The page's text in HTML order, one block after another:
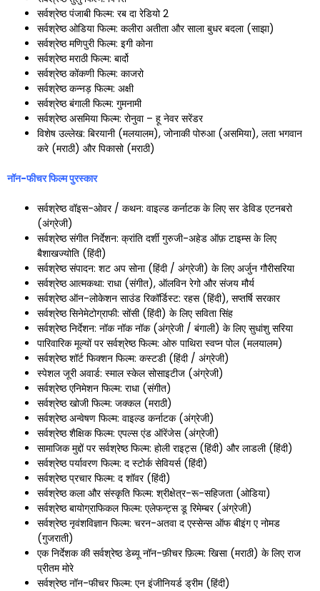
सर्वश्रेष्ठ पंजाबी फिल्म: रब दा रेडियो 2
सर्वश्रेष्ठ ओडिया फिल्म: कलीरा अतीता और साला बुधर बदला (साझा)
सर्वश्रेष्ठ मणिपुरी फिल्म: इगी कोना
सर्वश्रेष्ठ मराठी फिल्म: बार्दो
सर्वश्रेष्ठ कोंकणी फिल्म: काजरो
सर्वश्रेष्ठ कन्नड़ फिल्म: अक्षी
सर्वश्रेष्ठ बंगाली फिल्म: गुमनामी
सर्वश्रेष्ठ असमिया फिल्म: रोनुवा – हू नेवर सरेंडर
विशेष उल्लेख: बिरयानी (मलयालम), जोनाकी पोरुआ (असमिया), लता भगवान
करे (मराठी) और पिकासो (मराठी)
नॉन-फीचर फिल्म पुरस्कार
सर्वश्रेष्ठ वॉइस-ओवर / कथन: वाइल्ड कर्नाटक के लिए सर डेविड एटनबरो
(अंग्रेजी)
सर्वश्रेष्ठ संगीत निर्देशन: क्रांति दर्शी गुरुजी-अहेड ऑफ़ टाइम्स के लिए
बैशाखज्योति (हिंदी)
सर्वश्रेष्ठ संपादन: शट अप सोना (हिंदी / अंग्रेजी) के लिए अर्जुन गौरीसरिया
सर्वश्रेष्ठ आत्मकथा: राधा (संगीत), ऑलविन रेगो और संजय मौर्य
सर्वश्रेष्ठ ऑन-लोकेशन साउंड रिकॉर्डिस्ट: रहस (हिंदी), सप्तर्षि सरकार
सर्वश्रेष्ठ सिनेमेटोग्राफी: सोंसी (हिंदी) के लिए सविता सिंह
सर्वश्रेष्ठ निर्देशन: नॉक नॉक नॉक (अंग्रेजी / बंगाली) के लिए सुधांशु सरिया
पारिवारिक मूल्यों पर सर्वश्रेष्ठ फिल्म: ओरु पाथिरा स्वप्न पोल (मलयालम)
सर्वश्रेष्ठ शॉर्ट फिक्शन फिल्म: कस्टडी (हिंदी / अंग्रेजी)
स्पेशल जूरी अवार्ड: स्माल स्केल सोसाइटीज (अंग्रेजी)
सर्वश्रेष्ठ एनिमेशन फिल्म: राधा (संगीत)
सर्वश्रेष्ठ खोजी फिल्म: जक्कल (मराठी)
सर्वश्रेष्ठ अन्वेषण फिल्म: वाइल्ड कर्नाटक (अंग्रेजी)
सर्वश्रेष्ठ शैक्षिक फिल्म: एपल्स एंड ऑरेंजेस (अंग्रेजी)
सामाजिक मुद्दों पर सर्वश्रेष्ठ फिल्म: होली राइट्स (हिंदी) और लाडली (हिंदी)
सर्वश्रेष्ठ पर्यावरण फिल्म: द स्टोर्क सेवियर्स (हिंदी)
सर्वश्रेष्ठ प्रचार फिल्म: द शॉवर (हिंदी)
सर्वश्रेष्ठ कला और संस्कृति फिल्म: श्रीक्षेत्र-रू-सहिजता (ओडिया)
सर्वश्रेष्ठ बायोग्राफिकल फिल्म: एलेफन्ट्स डू रिमेम्बर (अंग्रेजी)
सर्वश्रेष्ठ नृवंशविज्ञान फिल्म: चरन-अतवा द एस्सेन्स ऑफ बीइंग ए नोमड
(गुजराती)
एक निर्देशक की सर्वश्रेष्ठ डेब्यू नॉन-फ़ीचर फ़िल्म: खिसा (मराठी) के लिए राज
प्रीतम मोरे
सर्वश्रेष्ठ नॉन-फीचर फिल्म: एन इंजीनियर्ड ड्रीम (हिंदी)